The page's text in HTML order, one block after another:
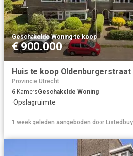
Geschakelde Woning·te koop
€ 900.000
Provincie Utrecht
6 KamersGeschakelde Woning
·Opslagruimte
1 week geleden aangeboden door Listedbuy